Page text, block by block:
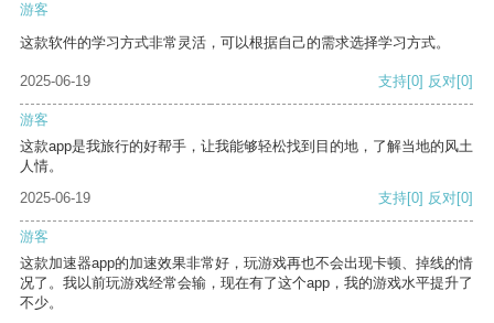
游客
这款软件的学习方式非常灵活，可以根据自己的需求选择学习方式。
2025-06-19 支持[0] 反对[0]
游客
这款app是我旅行的好帮手，让我能够轻松找到目的地，了解当地的风土
人情。
2025-06-19
支持[0] 反对[0]
游客
这款加速器app的加速效果非常好，玩游戏再也不会出现卡顿、掉线的情
况了。我以前玩游戏经常会输，现在有了这个app，我的游戏水平提升了
不少。